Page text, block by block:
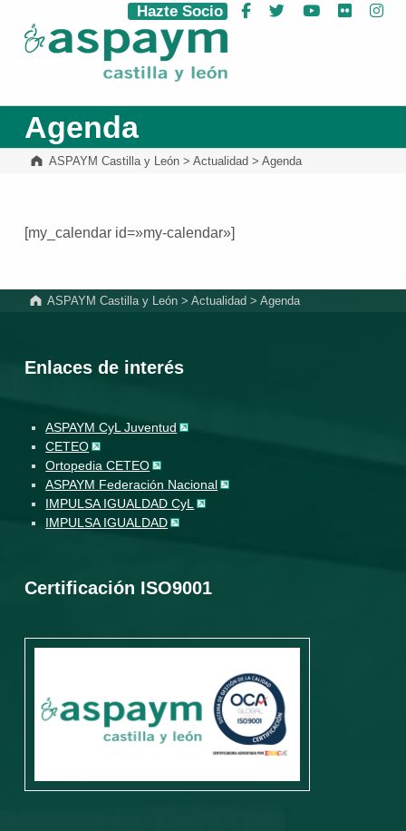
ASPAYM Castilla y León
Hazte Socio Facebook
Twitter YouTube
Flickr
Agenda
ASPAYM Castilla y León> Actualidad > Agenda
[my_calendar id=»my-calendar»]
ASPAYM Castilla y León >Actualidad >Agenda
Enlaces de interés
ASPAYM CyL Juventud
CETEO
Ortopedia CETEO
ASPAYM Federación Nacional
IMPULSA IGUALDAD CyL
IMPULSA IGUALDAD
Certificación ISO9001